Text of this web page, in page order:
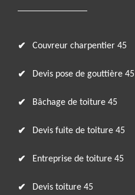
Couvreur charpentier 45
Devis pose de gouttière 45
Bâchage de toiture 45
Devis fuite de toiture 45
Entreprise de toiture 45
Devis toiture 45